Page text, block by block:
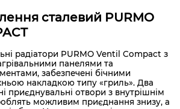
сталевий PURMO
радіатори PURMO Ventil Compact з
панелями та
забезпечені бічними
накладкою типу «гриль». Два
приєднувальні отвори з внутрішнім
можливим приєднання знизу, а